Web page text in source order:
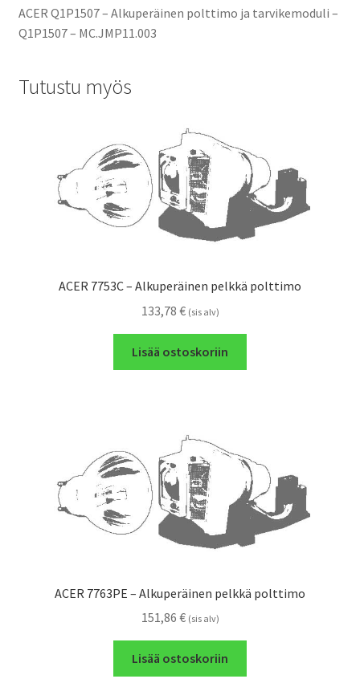
ACER Q1P1507 – Alkuperäinen polttimo ja tarvikemoduli –
Q1P1507 – MC.JMP11.003
Tutustu myös
ACER 7753C – Alkuperäinen pelkkä polttimo
133,78 € (sis alv)
Lisää ostoskoriin
ACER 7763PE – Alkuperäinen pelkkä polttimo
151,86 € (sis alv)
Lisää ostoskoriin